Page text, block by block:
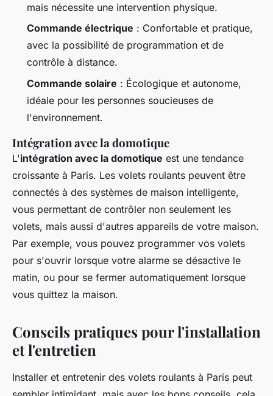
mais nécessite une intervention physique.
Commande électrique : Confortable et pratique,
avec la possibilité de programmation et de
contrôle à distance.
Commande solaire : Écologique et autonome,
idéale pour les personnes soucieuses de
l'environnement.
Intégration avec la domotique
L'intégration avec la domotique est une tendance
croissante à Paris. Les volets roulants peuvent être
connectés à des systèmes de maison intelligente,
vous permettant de contrôler non seulement les
volets, mais aussi d'autres appareils de votre maison.
Par exemple, vous pouvez programmer vos volets
pour s'ouvrir lorsque votre alarme se désactive le
matin, ou pour se fermer automatiquement lorsque
vous quittez la maison.
Conseils pratiques pour l'installation
et l'entretien
Installer et entretenir des volets roulants à Paris peut